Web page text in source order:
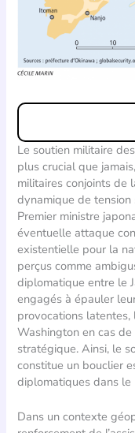
Le soutien militaire
plus crucial que
militaires conjoints de
dynamique de tension
Premier ministre
éventuelle attaque
existentielle pour la
perçus comme
diplomatique entre le
engagés à épauler
provocations latentes,
Washington en cas de
stratégique. Ainsi, le
constitue un bouclier
diplomatiques dans le
Dans un contexte